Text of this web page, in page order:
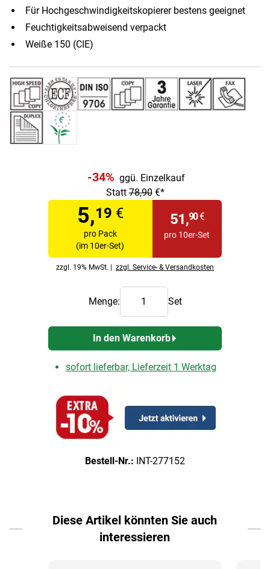
Für Hochgeschwindigkeitskopierer bestens geeignet
Feuchtigkeitsabweisend verpackt
Weiße 150 (CIE)
-34% ggü. Einzelkauf
Statt78,90€*
5,19 €
pro Pack
(im 10er-Set)
51,90€
pro 10er-Set
zzgl. 19% MwSt. | zzgl. Service- & Versandkosten
Menge: Set
In den Warenkorb
sofort lieferbar, Lieferzeit 1 Werktag
Bestell-Nr.: INT-277152
Diese Artikel könnten Sie auch
interessieren